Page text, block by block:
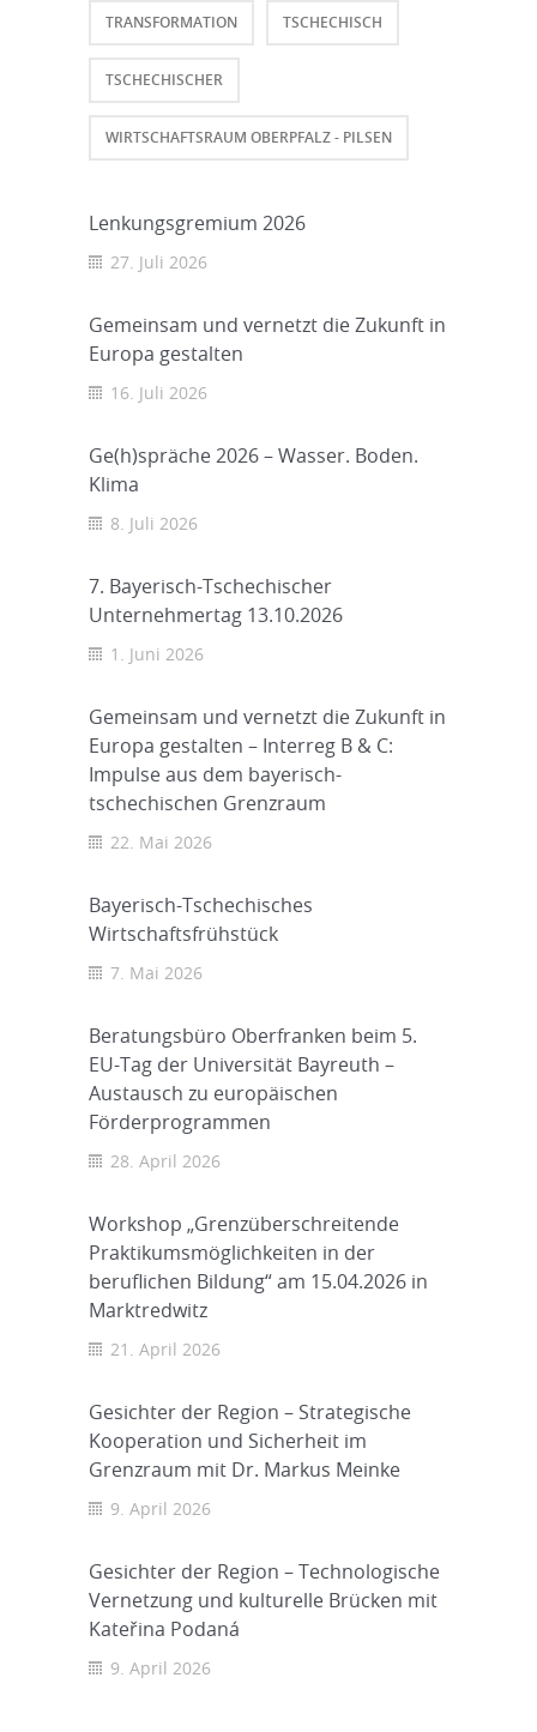
TRANSFORMATION TSCHECHISCH
TSCHECHISCHER
WIRTSCHAFTSRAUM OBERPFALZ - PILSEN
Lenkungsgremium 2026
27. Juli 2026
Gemeinsam und vernetzt die Zukunft in
Europa gestalten
16. Juli 2026
Ge(h)spräche 2026 – Wasser. Boden.
Klima
8. Juli 2026
7. Bayerisch-Tschechischer
Unternehmertag 13.10.2026
1. Juni 2026
Gemeinsam und vernetzt die Zukunft in
Europa gestalten – Interreg B & C:
Impulse aus dem bayerisch-
tschechischen Grenzraum
22. Mai 2026
Bayerisch-Tschechisches
Wirtschaftsfrühstück
7. Mai 2026
Beratungsbüro Oberfranken beim 5.
EU-Tag der Universität Bayreuth –
Austausch zu europäischen
Förderprogrammen
28. April 2026
Workshop „Grenzüberschreitende
Praktikumsmöglichkeiten in der
beruflichen Bildung“ am 15.04.2026 in
Marktredwitz
21. April 2026
Gesichter der Region – Strategische
Kooperation und Sicherheit im
Grenzraum mit Dr. Markus Meinke
9. April 2026
Gesichter der Region – Technologische
Vernetzung und kulturelle Brücken mit
Kateřina Podaná
9. April 2026